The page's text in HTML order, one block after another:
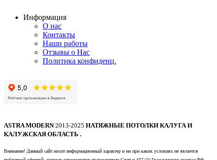
Информация
О нас
Контакты
Наши работы
Отзывы о Нас
Политика конфиденц.
ASTRA MODERN2013-2025 НАТЯЖНЫЕ ПОТОЛКИ КАЛУГА И
КАЛУЖСКАЯ ОБЛАСТЬ .
Внимание! Данный сайт носит информационный характер и ни при каких условиях не является